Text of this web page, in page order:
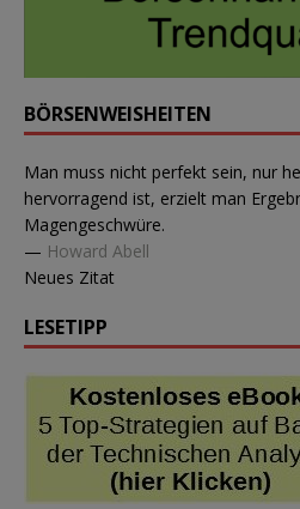
BÖRSENWEISHEITEN
Man muss nicht perfekt sein, nur
hervorragend ist, erzielt man
Magengeschwüre.
— Howard Abell
Neues Zitat
LESETIPP